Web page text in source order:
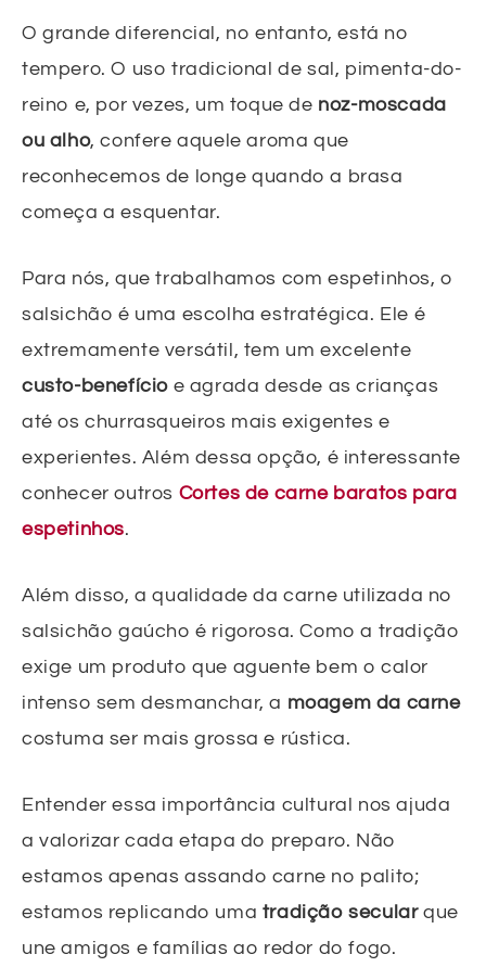
O grande diferencial, no entanto, está no
tempero. O uso tradicional de sal, pimenta-do-
reino e, por vezes, um toque de noz-moscada
ou alho, confere aquele aroma que
reconhecemos de longe quando a brasa
começa a esquentar.
Para nós, que trabalhamos com espetinhos, o
salsichão é uma escolha estratégica. Ele é
extremamente versátil, tem um excelente
custo-benefício e agrada desde as crianças
até os churrasqueiros mais exigentes e
experientes. Além dessa opção, é interessante
conhecer outros Cortes de carne baratos para
espetinhos.
Além disso, a qualidade da carne utilizada no
salsichão gaúcho é rigorosa. Como a tradição
exige um produto que aguente bem o calor
intenso sem desmanchar, a moagem da carne
costuma ser mais grossa e rústica.
Entender essa importância cultural nos ajuda
a valorizar cada etapa do preparo. Não
estamos apenas assando carne no palito;
estamos replicando uma tradição secularque
une amigos e famílias ao redor do fogo.